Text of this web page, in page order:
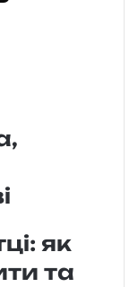
як
та